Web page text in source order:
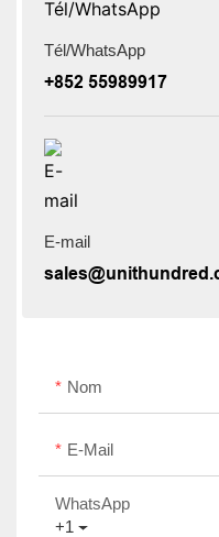
Tél/WhatsApp
+852 55989917
E-mail
Nom
E-Mail
+1
WhatsApp